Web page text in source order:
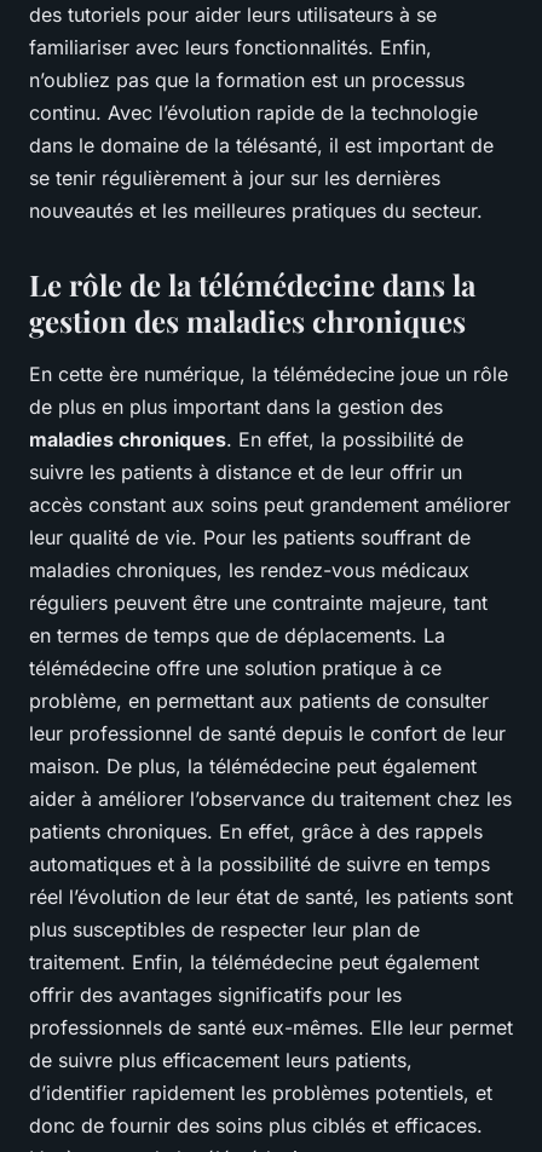
des tutoriels pour aider leurs utilisateurs à se
familiariser avec leurs fonctionnalités. Enfin,
n’oubliez pas que la formation est un processus
continu. Avec l’évolution rapide de la technologie
dans le domaine de la télésanté, il est important de
se tenir régulièrement à jour sur les dernières
nouveautés et les meilleures pratiques du secteur.
Le rôle de la télémédecine dans la
gestion des maladies chroniques
En cette ère numérique, la télémédecine joue un rôle
de plus en plus important dans la gestion des
maladies chroniques. En effet, la possibilité de
suivre les patients à distance et de leur offrir un
accès constant aux soins peut grandement améliorer
leur qualité de vie. Pour les patients souffrant de
maladies chroniques, les rendez-vous médicaux
réguliers peuvent être une contrainte majeure, tant
en termes de temps que de déplacements. La
télémédecine offre une solution pratique à ce
problème, en permettant aux patients de consulter
leur professionnel de santé depuis le confort de leur
maison. De plus, la télémédecine peut également
aider à améliorer l’observance du traitement chez les
patients chroniques. En effet, grâce à des rappels
automatiques et à la possibilité de suivre en temps
réel l’évolution de leur état de santé, les patients sont
plus susceptibles de respecter leur plan de
traitement. Enfin, la télémédecine peut également
offrir des avantages significatifs pour les
professionnels de santé eux-mêmes. Elle leur permet
de suivre plus efficacement leurs patients,
d’identifier rapidement les problèmes potentiels, et
donc de fournir des soins plus ciblés et efficaces.